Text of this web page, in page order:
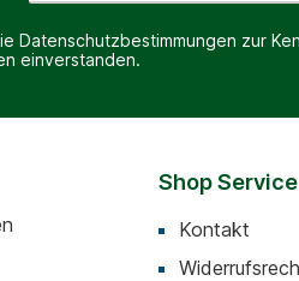
Datenschutzbestimmungen zur
einverstanden.
Shop Service
Kontakt